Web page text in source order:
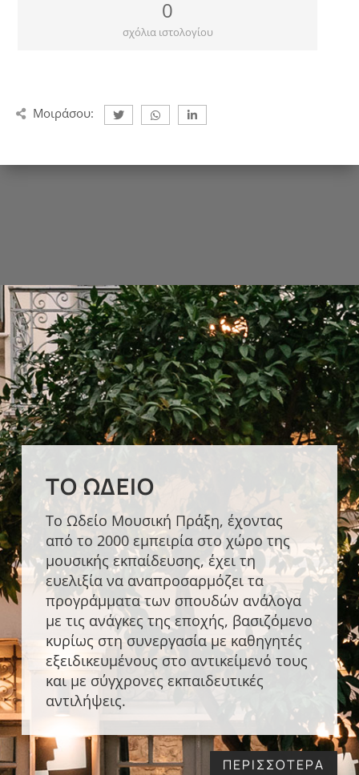
0
σχόλια ιστολογίου
Μοιράσου:
ΤΟ ΩΔΕΊΟ
Το Ωδείο Μουσική Πράξη, έχοντας
από το 2000 εμπειρία στο χώρο της
μουσικής εκπαίδευσης, έχει τη
ευελιξία να αναπροσαρμόζει τα
προγράμματα των σπουδών ανάλογα
με τις ανάγκες της εποχής, βασιζόμενο
κυρίως στη συνεργασία με καθηγητές
εξειδικευμένους στο αντικείμενό τους
και με σύγχρονες εκπαιδευτικές
αντιλήψεις.
ΠΕΡΙΣΣΟΤΕΡΑ